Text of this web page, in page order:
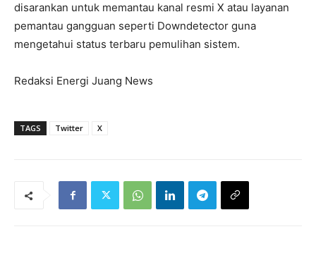
disarankan untuk memantau kanal resmi X atau layanan
pemantau gangguan seperti Downdetector guna
mengetahui status terbaru pemulihan sistem.
Redaksi Energi Juang News
TAGS Twitter X